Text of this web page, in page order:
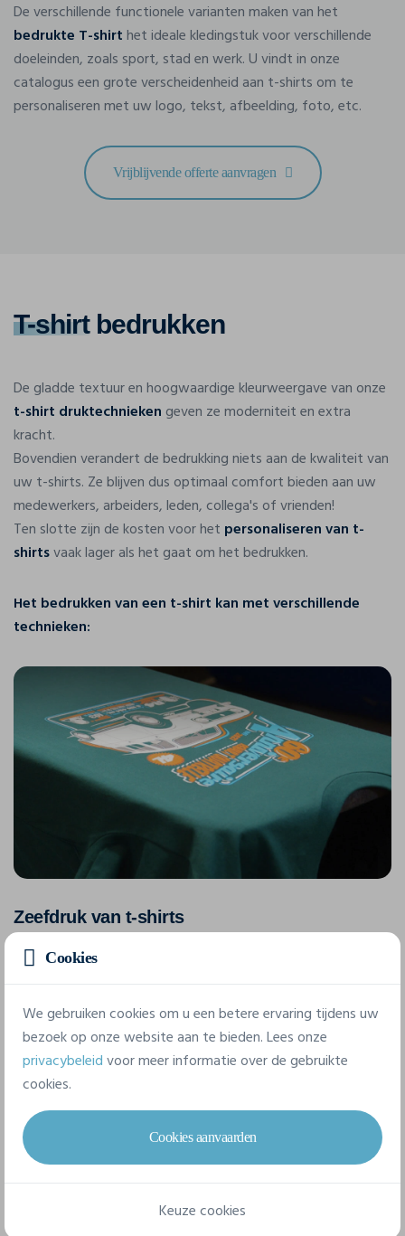
De verschillende functionele varianten maken van het
bedrukte T-shirthet ideale kledingstuk voor verschillende
doeleinden, zoals sport, stad en werk. U vindt in onze
catalogus een grote verscheidenheid aan t-shirts om te
personaliseren met uw logo, tekst, afbeelding, foto, etc.
Vrijblijvende offerte aanvragen
T-shirtbedrukken
De gladde textuur en hoogwaardige kleurweergave van onze
t-shirt druktechniekengeven ze moderniteit en extra
kracht.
Bovendien verandert de bedrukking niets aan de kwaliteit van
uw t-shirts. Ze blijven dus optimaal comfort bieden aan uw
medewerkers, arbeiders, leden, collega's of vrienden!
Ten slotte zijn de kosten voor het personaliseren van t-
shirtsvaak lager als het gaat om het bedrukken.
Het bedrukken van een t-shirt kan met verschillende
technieken:
Zeefdruk van t-shirts
Tussen deze 3 soorten
gebruikelijke manier is om uw personalisatie rechtstreeks op
uwt-shirtsaf te drukken, kleur na kleur. Dit iszeefdruk. Door
zeefdruk te kiezen kan elkgepersonaliseerd t-shirt
afbeelding of logo krijgen met maximaal 11 kleuren. Deze
techniek is vooral handig bij grote hoeveelheden
shirts, vanaf 15 stuks.
Cookies
We gebruiken cookies om u een betere ervaring tijdens uw
bezoek op onze website aan te bieden. Lees onze
privacybeleidvoor meer informatie over de gebruikte
cookies.
Cookies aanvaarden
Keuze cookies